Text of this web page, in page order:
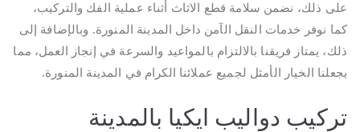
على ذلك، نضمن سلامة قطع الاثاث أثناء عملية الفك والتركيب،
كما نوفر خدمات النقل الآمن داخل المدينة المنورة. وبالإضافة إلى
ذلك، يمتاز فريقنا بالالتزام بالمواعيد والسرعة في إنجاز العمل، مما
يجعلنا الخيار الأمثل لجميع عملائنا الكرام في المدينة المنورة.
تركيب دواليب ايكيا بالمدينة